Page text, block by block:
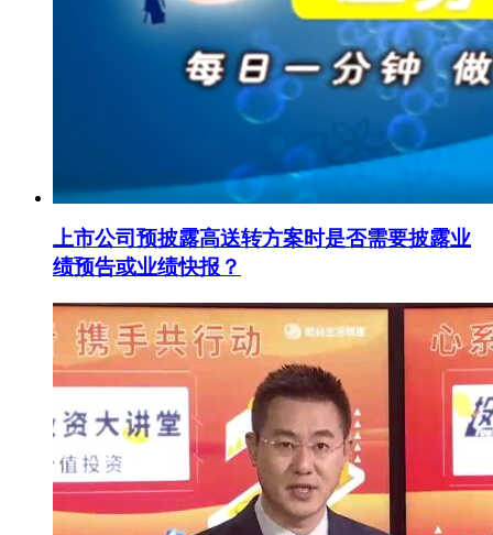
上市公司预披露高送转方案时是否需要披露业
绩预告或业绩快报？